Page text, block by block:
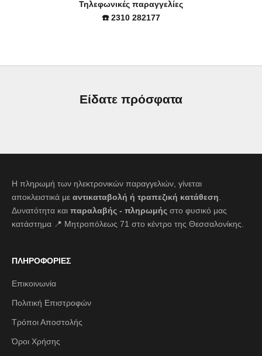
Τηλεφωνικές παραγγελίες
☎️ 2310 282177
Είδατε πρόσφατα
Η πληρωμή των ηλεκτρονικών παραγγελιών, γίνεται
αποκλειστικά με αντικαταβολή ή τραπεζική κατάθεση
Δυνατότητα και παραλαβής - πληρωμής στο φυσικό μας
κατάστημα 📍 Μητροπόλεως 71 στο κέντρο της Θεσσαλονίκης.
ΠΛΗΡΟΦΟΡΙΕΣ
Επικοινωνία
Πολιτική Επιστροφών
Τρόποι Αποστολής
Όροι Χρήσης